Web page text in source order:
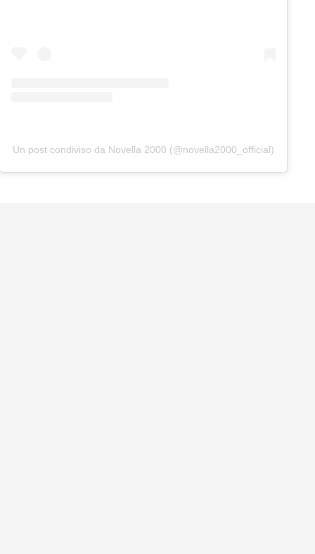
Un post condiviso da Novella 2000 (@novella2000_official)